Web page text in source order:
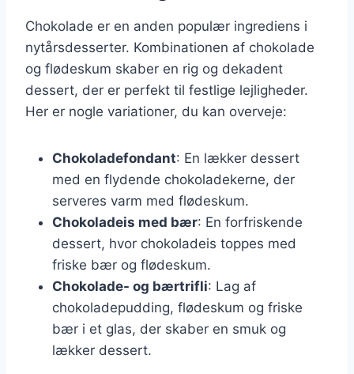
Chokolade er en anden populær ingrediens i
nytårsdesserter. Kombinationen af chokolade
og flødeskum skaber en rig og dekadent
dessert, der er perfekt til festlige lejligheder.
Her er nogle variationer, du kan overveje:
Chokoladefondant: En lækker dessert
med en flydende chokoladekerne, der
serveres varm med flødeskum.
Chokoladeis med bær: En forfriskende
dessert, hvor chokoladeis toppes med
friske bær og flødeskum.
Chokolade- og bærtrifli: Lag af
chokoladepudding, flødeskum og friske
bær i et glas, der skaber en smuk og
lækker dessert.